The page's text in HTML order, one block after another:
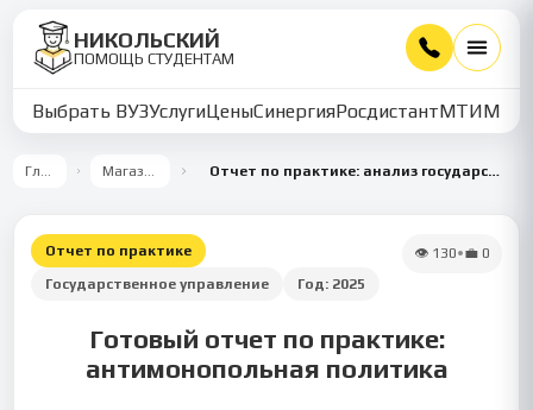
НИКОЛЬСКИЙ
ПОМОЩЬ СТУДЕНТАМ
Выбрать ВУЗУслугиЦеныСинергияРосдистантМТИММУ
Главная Магазин работ Отчет по практике: анализ государственной антимонопольной политики
Отчет по практике
Государственное управление
Год: 2025
👁 130•💼 0
Готовый отчет по практике:
антимонопольная политика